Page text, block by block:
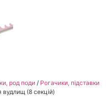
род поди / Рогачики, підставки
вудлищ (8 секцій)